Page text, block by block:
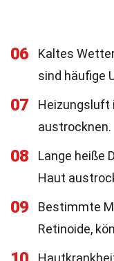
06
Kaltes
sind häufige
07
Heizungsluft
austrocknen.
08
Lange heiße
Haut
09
Bestimmte
Retinoide,